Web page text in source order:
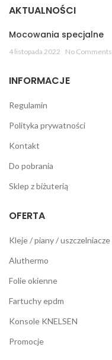
AKTUALNOŚCI
Mocowania specjalne
4 listopada 2022 No Comments
INFORMACJE
Regulamin
Polityka prywatności
Kontakt
Do pobrania
Sklep z biżuterią
OFERTA
Kleje / piany / uszczelniacze
Aluthermo
Folie okienne
Fartuchy epdm
Konsole KNELSEN
Promocje